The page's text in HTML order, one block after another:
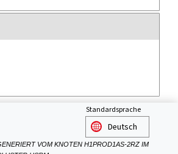
Standardsprache
VOM KNOTEN H1PROD1AS-2RZ IM